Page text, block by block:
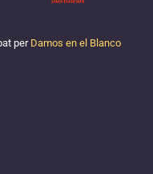
per Damos en el Blanco